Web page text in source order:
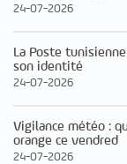
24-07-2026
La Poste
son identité
24-07-2026
Vigilance météo :
orange ce vendred
24-07-2026